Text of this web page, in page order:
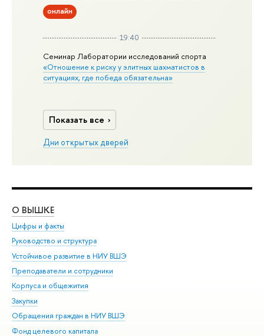
онлайн
19:40
Семинар Лаборатории исследований спорта
«Отношение к риску у элитных шахматистов в
ситуациях, где победа обязательна»
Показать все
Дни открытых дверей
О ВЫШКЕ
Цифры и факты
Руководство и структура
Устойчивое развитие в НИУ ВШЭ
Преподаватели и сотрудники
Корпуса и общежития
Закупки
Обращения граждан в НИУ ВШЭ
Фонд целевого капитала